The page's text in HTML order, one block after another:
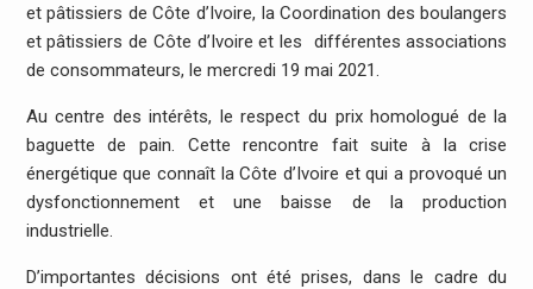
et pâtissiers de Côte d’Ivoire, la Coordination des boulangers
et pâtissiers de Côte d’Ivoire et les différentes associations
de consommateurs, le mercredi 19 mai 2021.
Au centre des intérêts, le respect du prix homologué de la
baguette de pain. Cette rencontre fait suite à la crise
énergétique que connaît la Côte d’Ivoire et qui a provoqué un
dysfonctionnement et une baisse de la production
industrielle.
D’importantes décisions ont été prises, dans le cadre du